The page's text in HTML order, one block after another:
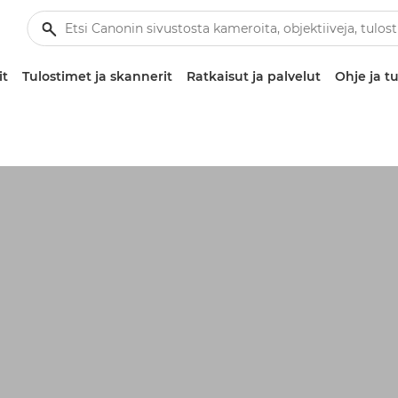
Tulostimet ja skannerit Ratkaisut ja palvelut Ohje ja